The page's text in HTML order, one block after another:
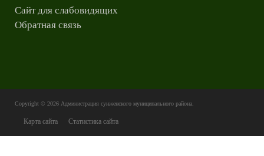
Сайт для слабовидящих
Обратная связь
Copyright © 2026 Администрация сунженского муниципального района.
Карта сайта Статистика сайта